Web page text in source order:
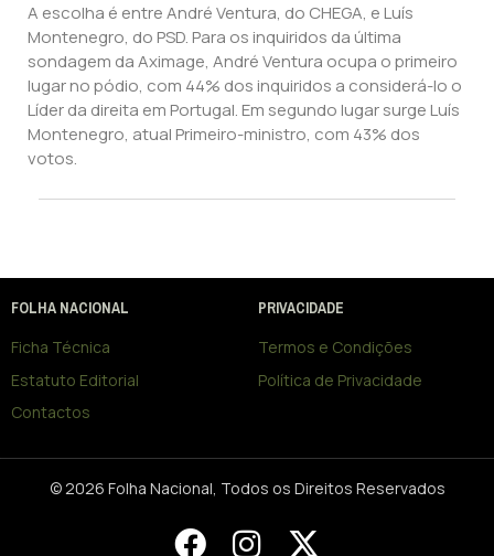
A escolha é entre André Ventura, do CHEGA, e Luís
Montenegro, do PSD. Para os inquiridos da última
sondagem da Aximage, André Ventura ocupa o primeiro
lugar no pódio, com 44% dos inquiridos a considerá-lo o
Líder da direita em Portugal. Em segundo lugar surge Luís
Montenegro, atual Primeiro-ministro, com 43% dos
votos.
FOLHA NACIONAL
Ficha Técnica
Estatuto Editorial
Contactos
PRIVACIDADE
Termos e Condições
Política de Privacidade
© 2026 Folha Nacional, Todos os Direitos Reservados